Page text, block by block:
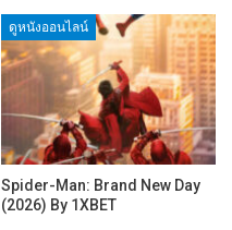
ดูหนังออนไลน์
Spider-Man: Brand New Day
(2026) By 1XBET